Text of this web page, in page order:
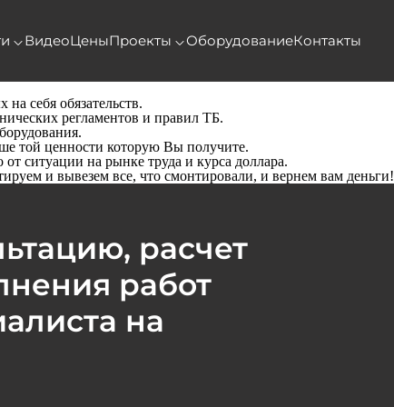
ВидеоЦеныПроекты ОборудованиеКонтакты
себя обязательств.
регламентов и правил ТБ.
той ценности которую Вы получите.
ситуации на рынке труда и курса доллара.
и вывезем все, что смонтировали, и вернем вам деньги!
расчет
работ
на